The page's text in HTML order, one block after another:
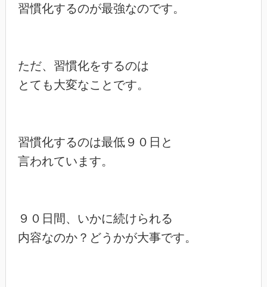
習慣化するのが最強なのです。
ただ、習慣化をするのは
とても大変なことです。
習慣化するのは最低９０日と
言われています。
９０日間、いかに続けられる
内容なのか？どうかが大事です。